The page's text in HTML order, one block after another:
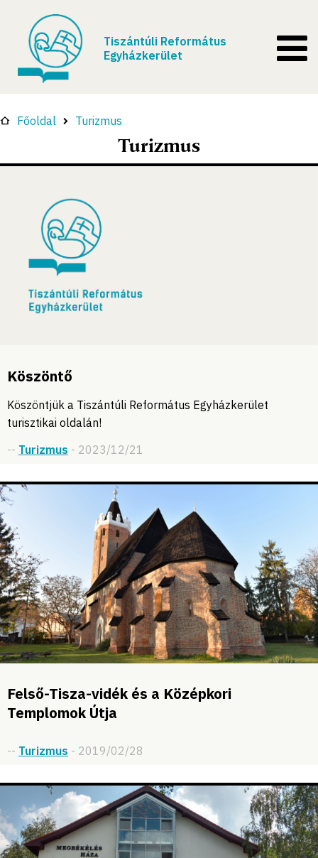
Tiszántúli Református
Egyházkerület
Főoldal Turizmus
Turizmus
Köszöntő
Köszöntjük a Tiszántúli Református Egyházkerület
turisztikai oldalán!
-- Turizmus - 2023/12/21
Felső-Tisza-vidék és a Középkori
Templomok Útja
-- Turizmus - 2019/02/28